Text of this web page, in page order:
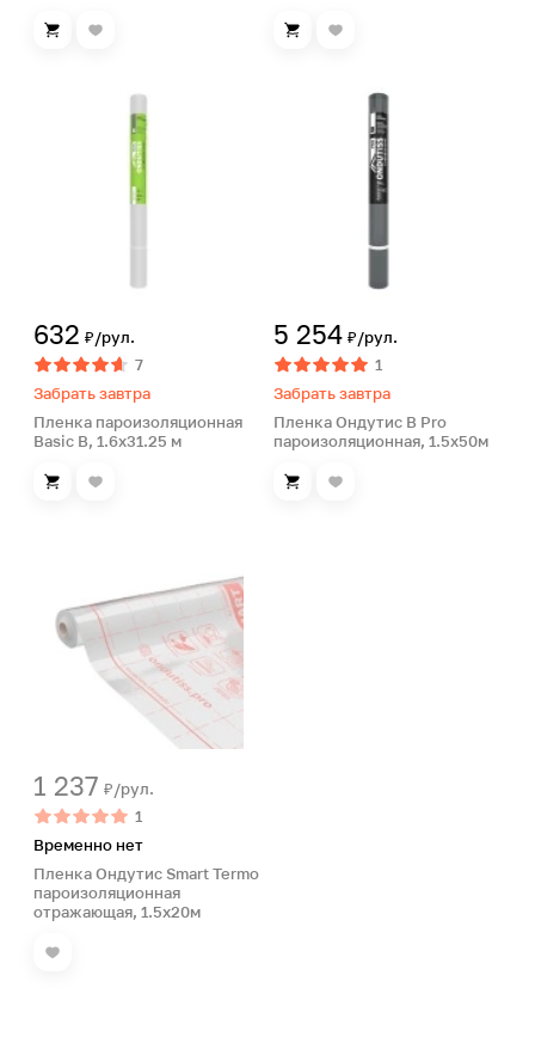
632 ₽/рул.
7
Забрать завтра
Пленка пароизоляционная
Basic B, 1.6х31.25 м
5 254 ₽/рул.
1
Забрать завтра
Пленка Ондутис B Pro
пароизоляционная, 1.5х50м
1 237 ₽/рул.
1
Временно нет
Пленка Ондутис Smart Termo
пароизоляционная
отражающая, 1.5х20м